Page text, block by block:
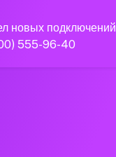
новых подключений
555-96-40